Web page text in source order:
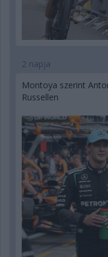
2 napja
Montoya szerint
Russellen